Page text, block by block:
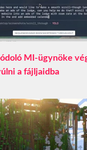
MI-ügynöke
a fájljaidba